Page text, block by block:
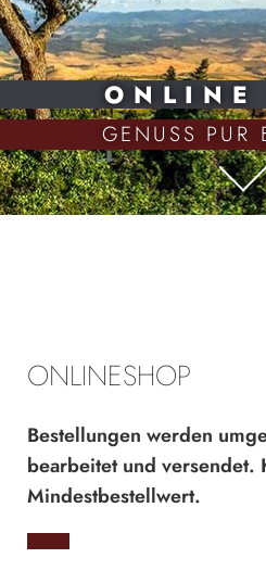
ONLINE
GENUSS PUR
ONLINESHOP
Bestellungen werden
bearbeitet und versendet.
Mindestbestellwert.